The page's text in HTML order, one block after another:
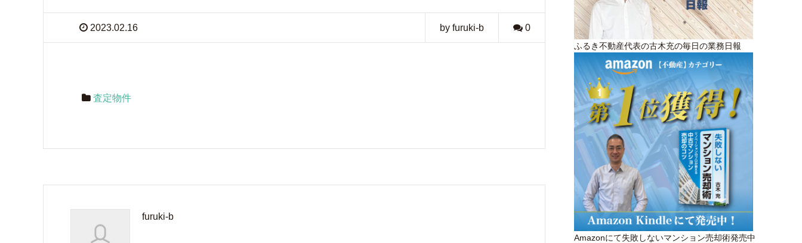
2023.02.16 by furuki-b 0
査定物件
furuki-b
ふるき不動産代表の古木充の毎日の業務日報
Amazonにて失敗しないマンション売却術発売中